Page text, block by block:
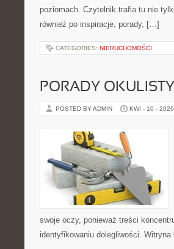
poziomach. Czytelnik trafia tu nie
również po inspiracje, porady, […]
CATEGORIES: NIERUCHOMOŚCI
PORADY OKULISTY
POSTED BY ADMIN KWI - 10 - 2026
swoje oczy, ponieważ treści
identyfikowaniu dolegliwości.